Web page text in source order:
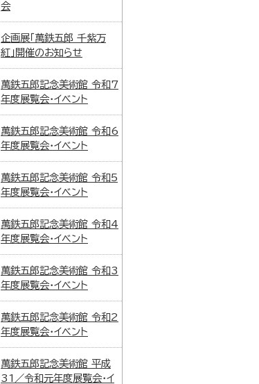
会
企画展「萬鉄五郎 千紫万
紅」開催のお知らせ
萬鉄五郎記念美術館 令和7
年度展覧会・イベント
萬鉄五郎記念美術館 令和6
年度展覧会・イベント
萬鉄五郎記念美術館 令和5
年度展覧会・イベント
萬鉄五郎記念美術館 令和4
年度展覧会・イベント
萬鉄五郎記念美術館 令和3
年度展覧会・イベント
萬鉄五郎記念美術館 令和2
年度展覧会・イベント
萬鉄五郎記念美術館 平成
31／令和元年度展覧会・イ